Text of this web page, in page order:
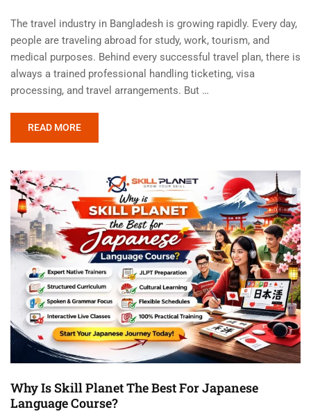
The travel industry in Bangladesh is growing rapidly. Every day,
people are traveling abroad for study, work, tourism, and
medical purposes. Behind every successful travel plan, there is
always a trained professional handling ticketing, visa
processing, and travel arrangements. But …
READ MORE
Why Is Skill Planet The Best For Japanese
Language Course?